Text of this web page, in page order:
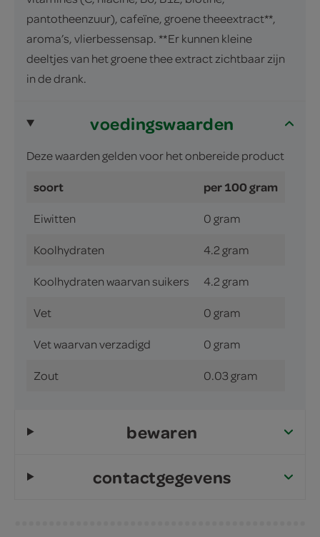
pantotheenzuur), cafeïne, groene theeextract**,
aroma’s, vlierbessensap. **Er kunnen kleine
deeltjes van het groene thee extract zichtbaar zijn
in de drank.
voedingswaarden
Deze waarden gelden voor het onbereide product
soort per 100 gram
Eiwitten 0 gram
Koolhydraten 4.2 gram
Koolhydraten waarvan suikers 4.2 gram
Vet 0 gram
Vet waarvan verzadigd 0 gram
Zout 0.03 gram
bewaren
contactgegevens